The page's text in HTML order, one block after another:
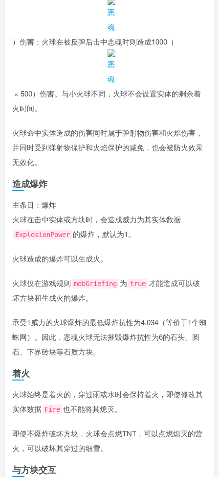
） 伤害；火球在被反弹后击中恶魂时则造成1000（
× 500） 伤害。与小火球不同，火球不会设置实体的剩余着
火时间。
火球命中实体造成的伤害同时属于弹射物伤害和火焰伤害，
并同时受到弹射物保护和火焰保护的减免，也会被防火效果
无效化。
造成爆炸
主条目：爆炸
火球在击中实体或方块时，会造成威力为其实体数据
ExplosionPower 的爆炸，默认为1。
火球造成的爆炸可以生成火。
火球仅在游戏规则 mobGriefing 为 true 才能造成可以破
坏方块和生成火的爆炸。
承受1威力的火球爆炸的最低爆炸抗性为4.034（等价于1个蜘
蛛网）。因此，恶魂火球无法摧毁爆炸抗性为6的石头、圆
石、下界砖块等石质方块。
着火
火球始终是着火的，穿过雨或水时会保持着火，即使修改其
实体数据 Fire 也不能将其熄灭。
即使不爆炸破坏方块，火球会点燃TNT，可以点燃熄灭的营
火，可以破坏其穿过的细雪。
与方块交互